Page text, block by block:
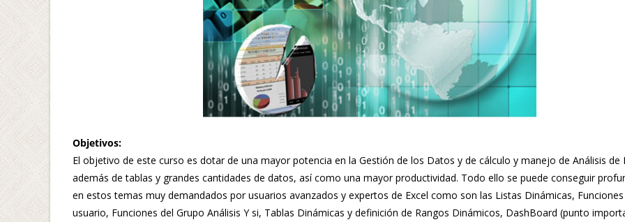
Objetivos:
El objetivo de este curso es dotar de una mayor potencia en la Gestión de los Datos y de cálculo y manejo de Análisis de
además de tablas y grandes cantidades de datos, así como una mayor productividad. Todo ello se puede conseguir
en estos temas muy demandados por usuarios avanzados y expertos de Excel como son las Listas Dinámicas,
usuario, Funciones del Grupo Análisis Y si, Tablas Dinámicas y definición de Rangos Dinámicos, DashBoard (punto